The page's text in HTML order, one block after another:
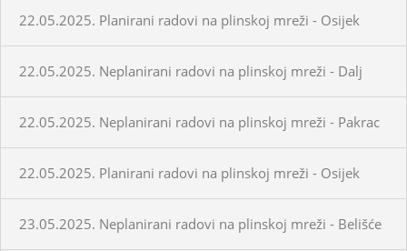
22.05.2025. Planirani radovi na plinskoj mreži - Osijek
22.05.2025. Neplanirani radovi na plinskoj mreži - Dalj
22.05.2025. Neplanirani radovi na plinskoj mreži - Pakrac
22.05.2025. Planirani radovi na plinskoj mreži - Osijek
23.05.2025. Neplanirani radovi na plinskoj mreži - Belišće